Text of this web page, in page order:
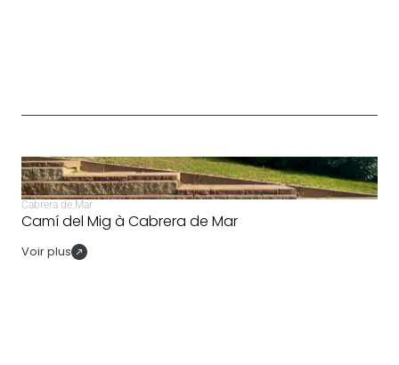
Cabrera de Mar
Camí del Mig à Cabrera de Mar
Voir plus